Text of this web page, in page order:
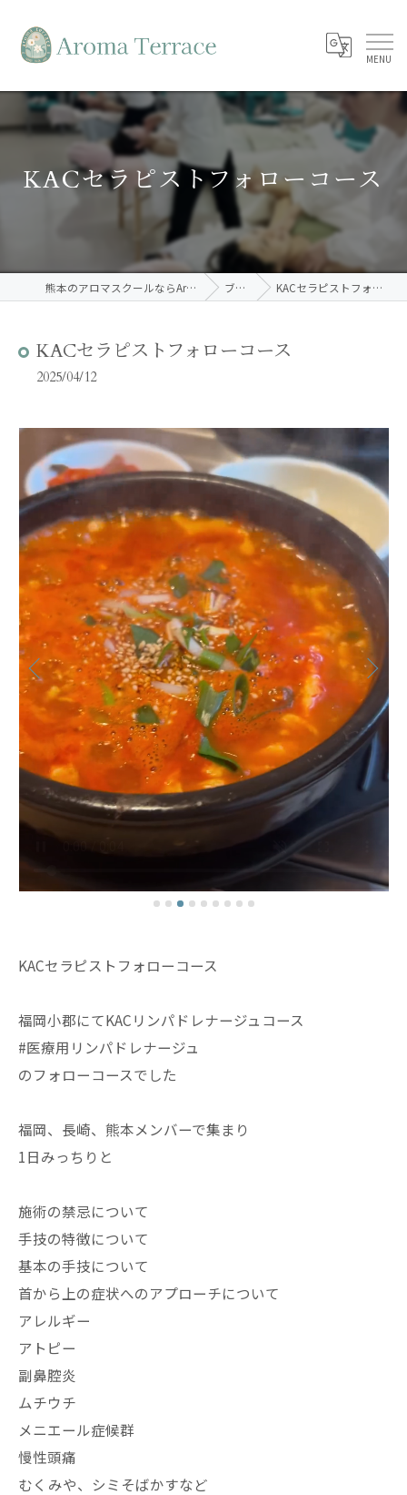
KACセラピストフォローコース
熊本のアロマスクールならAroma Terrace ブログ KACセラピストフォローコース
KACセラピストフォローコース
2025/04/12
KACセラピストフォローコース
福岡小郡にてKACリンパドレナージュコース
#医療用リンパドレナージュ
のフォローコースでした
福岡、長崎、熊本メンバーで集まり
1日みっちりと
施術の禁忌について
手技の特徴について
基本の手技について
首から上の症状へのアプローチについて
アレルギー
アトピー
副鼻腔炎
ムチウチ
メニエール症候群
慢性頭痛
むくみや、シミそばかすなど